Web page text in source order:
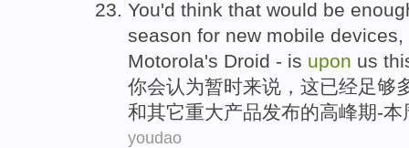
You'd think that would be
season for new mobile devices
Motorola's Droid - is upon us
你会认为暂时来说 ，这已经足够
和其它重大产品发布的高峰期-本
youdao